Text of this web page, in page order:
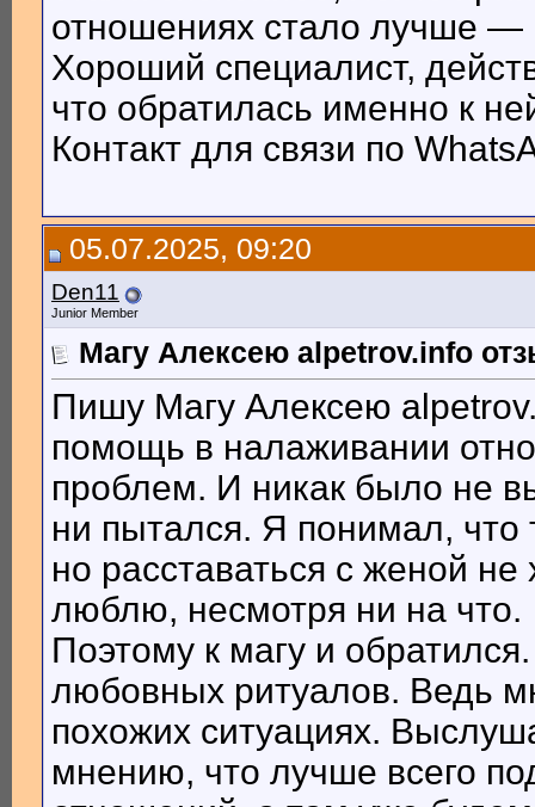
отношениях стало лучше —
Хороший специалист,
что обратилась именно к
Контакт для связи по
05.07.2025, 09:20
Den11
Junior Member
Магу Алексею alpetrov.info
Пишу Магу Алексею
помощь в налаживании
проблем. И никак было не
ни пытался. Я понимал, что
но расставаться с женой
люблю, несмотря ни на что.
Поэтому к магу и
любовных ритуалов. Ведь
похожих ситуациях.
мнению, что лучше всего